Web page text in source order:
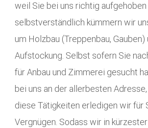
weil Sie bei uns richtig aufgehoben
selbstverständlich kümmern wir
um Holzbau (Treppenbau, Gauben)
Aufstockung. Selbst sofern Sie
für Anbau und Zimmerei gesucht
bei uns an der allerbesten
diese Tätigkeiten erledigen wir für
Vergnügen. Sodass wir in